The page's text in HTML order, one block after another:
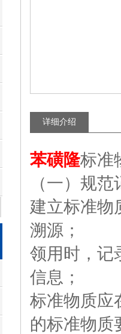
详细介绍
苯磺隆标准
（一）规
建立标准物
溯源；
领用时，记
信息；
标准物质应
的标准物质